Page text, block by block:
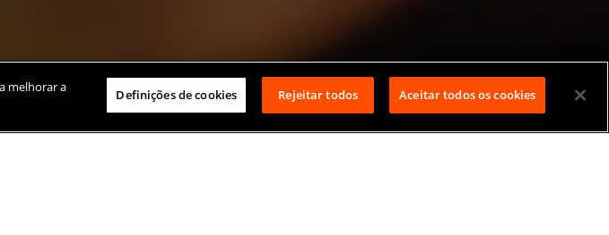
melhorar a
Definições de cookies Rejeitar todos Aceitar todos os cookies